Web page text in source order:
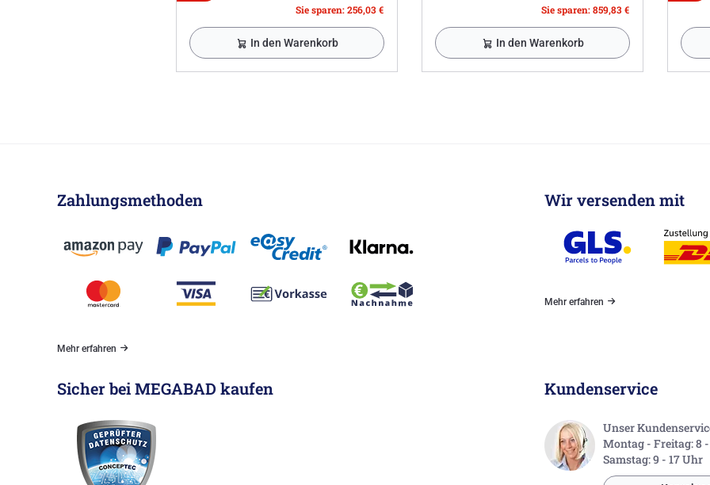
Sie sparen: 256,03 €
In den Warenkorb
Sie sparen: 859,83 €
In den Warenkorb
Zahlungsmethoden
Mehr erfahren
Wir versenden mit
Mehr erfahren
Sicher bei MEGABAD kaufen Kundenservice
Unser
Montag - Freitag: 8
Samstag: 9 - 17 Uhr